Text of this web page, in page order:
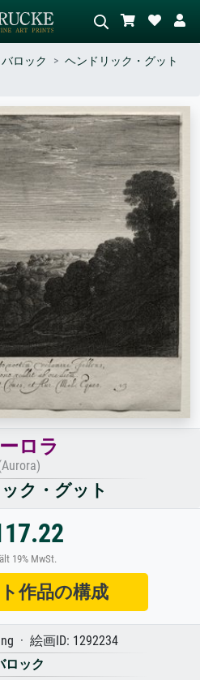
シーンを説明してください – 例：
緑の草原、赤の多い抽象画、暗い
油絵、木のそばの立ち姿のヌー
ド。
バロック
ヘンドリック・グット
ロラ
ク・グット
19% MwSt.
作品の構成
· 絵画ID: 1292234
ロック